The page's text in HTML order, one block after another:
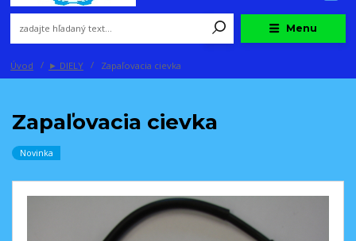
Menu
Úvod ► DIELY Zapaľovacia cievka
Zapaľovacia cievka
Novinka